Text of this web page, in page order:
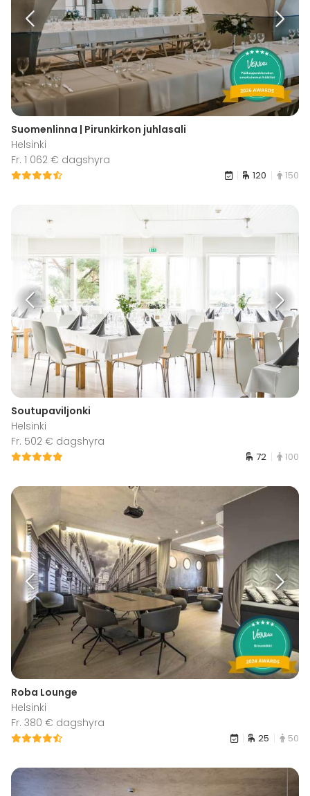
Suomenlinna | Pirunkirkon juhlasali
Helsinki
Fr. 1 062 € dagshyra
120 150
Soutupaviljonki
Helsinki
Fr. 502 € dagshyra
72 100
Roba Lounge
Helsinki
Fr. 380 € dagshyra
25 50